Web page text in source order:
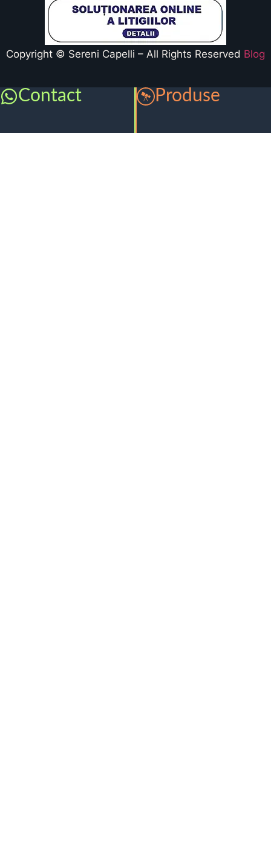
Copyright © Sereni Capelli – All Rights Reserved Blog
Contact Produse